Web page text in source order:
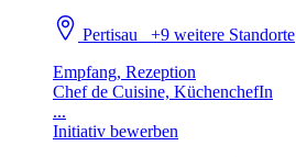
Pertisau+9 weitere Standorte
Empfang, Rezeption
Chef de Cuisine, KüchenchefIn
...
Initiativ bewerben